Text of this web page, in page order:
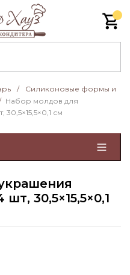
/
Силиконовые формы и
Набор молдов для
см
30,5×15,5×0,1